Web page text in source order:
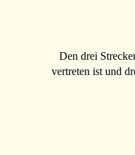
Den drei
vertreten ist und